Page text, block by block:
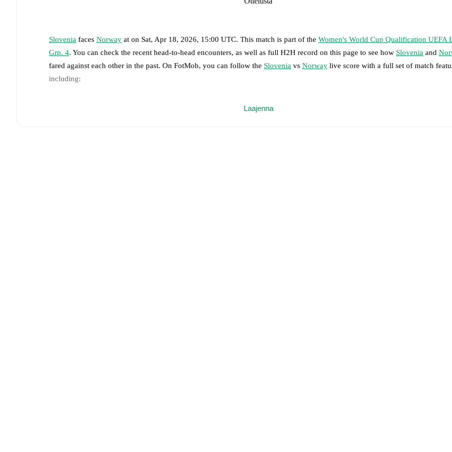
Slovenia faces Norway at on Sat, Apr 18, 2026, 15:00 UTC. This match is part of the Women's World Cup Qualification UEFA
Grp. 4. You can check the recent head-to-head encounters, as well as full H2H record on this page to see how Slovenia and
fared against each other in the past. On FotMob, you can follow the Slovenia vs Norway live score with a full set of match
including:
Live updates: Every goal, card, substitution and key moment instantly delivered on FotMob.
Laajenna